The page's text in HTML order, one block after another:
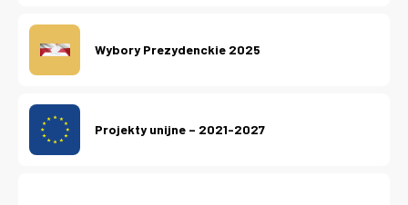
Wybory Prezydenckie 2025
Projekty unijne – 2021-2027